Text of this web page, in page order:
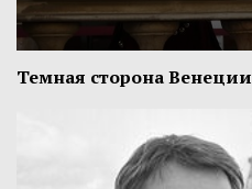
Темная сторона Венеции